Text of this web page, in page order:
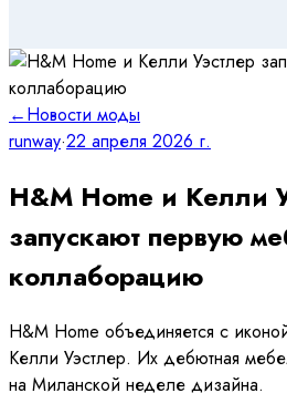
←Новости моды
runway·22 апреля 2026 г.
H&M Home и Келли
запускают первую
коллаборацию
H&M Home объединяется с
Келли Уэстлер. Их дебютная
на Миланской неделе дизайна.